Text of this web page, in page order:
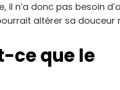
n’a donc pas besoin
altérer sa douceur
ce que le